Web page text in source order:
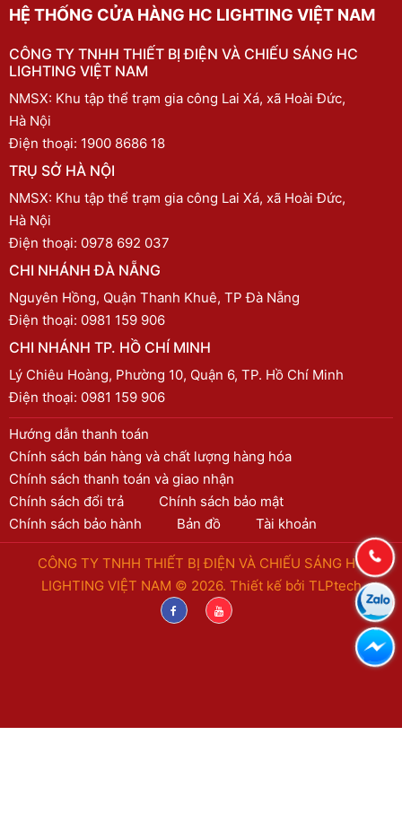
HỆ THỐNG CỬA HÀNG HC LIGHTING VIỆT NAM
CÔNG TY TNHH THIẾT BỊ ĐIỆN VÀ CHIẾU SÁNG HC
LIGHTING VIỆT NAM
NMSX: Khu tập thể trạm gia công Lai Xá, xã Hoài Đức,
Hà Nội
Điện thoại: 1900 8686 18
TRỤ SỞ HÀ NỘI
NMSX: Khu tập thể trạm gia công Lai Xá, xã Hoài Đức,
Hà Nội
Điện thoại: 0978 692 037
CHI NHÁNH ĐÀ NẴNG
Nguyên Hồng, Quận Thanh Khuê, TP Đà Nẵng
Điện thoại: 0981 159 906
CHI NHÁNH TP. HỒ CHÍ MINH
Lý Chiêu Hoàng, Phường 10, Quận 6, TP. Hồ Chí Minh
Điện thoại: 0981 159 906
Hướng dẫn thanh toán
Chính sách bán hàng và chất lượng hàng hóa
Chính sách thanh toán và giao nhận
Chính sách đổi trả
Chính sách bảo mật
Chính sách bảo hành
Bản đồ Tài khoản
CÔNG TY TNHH THIẾT BỊ ĐIỆN VÀ CHIẾU SÁNG HC
LIGHTING VIỆT NAM © 2026. Thiết kế bởi TLPtech